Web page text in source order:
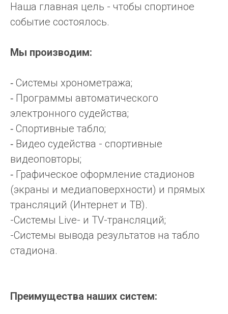
Наша главная цель - чтобы спортиное
событие состоялось.
Мы производим:
⁃ Системы хронометража;
⁃ Программы автоматического
электронного судейства;
⁃ Спортивные табло;
⁃ Видео судейства - спортивные
видеоповторы;
⁃ Графическое оформление стадионов
(экраны и медиаповерхности) и прямых
трансляций (Интернет и ТВ).
-Системы Live- и TV-трансляций;
-Системы вывода результатов на табло
стадиона.
Преимущества наших систем: